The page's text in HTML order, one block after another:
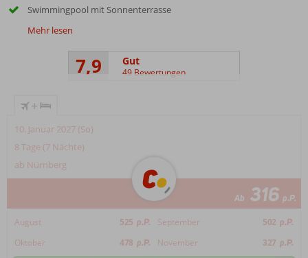
Swimmingpool mit Sonnenterrasse
Mehr lesen
7,9 Gut
49 Bewertungen
+
10. Januar 2027 (So)
8 Tage (7 Nächte)
ab Nürnberg
Ab 316 p.P.
August 525 p.P. September 502 p.P.
Oktober
478 p.P. November 327 p.P.